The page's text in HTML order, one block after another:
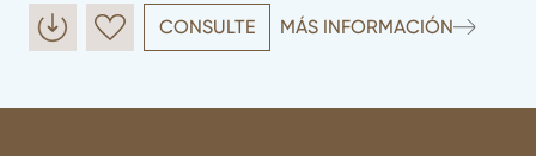
CONSULTE MÁS INFORMACIÓN